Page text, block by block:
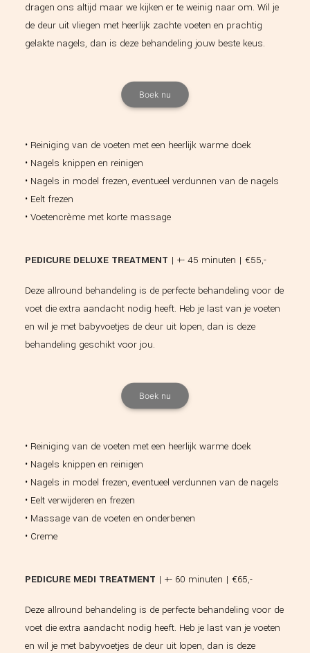
dragen ons altijd maar we kijken er te weinig naar om. Wil je
de deur uit vliegen met heerlijk zachte voeten en prachtig
gelakte nagels, dan is deze behandeling jouw beste keus.
Boek nu
• Reiniging van de voeten met een heerlijk warme doek
• Nagels knippen en reinigen
• Nagels in model frezen, eventueel verdunnen van de nagels
• Eelt frezen
• Voetencrème met korte massage
PEDICURE DELUXE TREATMENT | +- 45 minuten | €55,-
Deze allround behandeling is de perfecte behandeling voor de
voet die extra aandacht nodig heeft. Heb je last van je voeten
en wil je met babyvoetjes de deur uit lopen, dan is deze
behandeling geschikt voor jou.
Boek nu
• Reiniging van de voeten met een heerlijk warme doek
• Nagels knippen en reinigen
• Nagels in model frezen, eventueel verdunnen van de nagels
• Eelt verwijderen en frezen
• Massage van de voeten en onderbenen
• Creme
PEDICURE MEDI TREATMENT | +- 60 minuten | €65,-
Deze allround behandeling is de perfecte behandeling voor de
voet die extra aandacht nodig heeft. Heb je last van je voeten
en wil je met babyvoetjes de deur uit lopen, dan is deze